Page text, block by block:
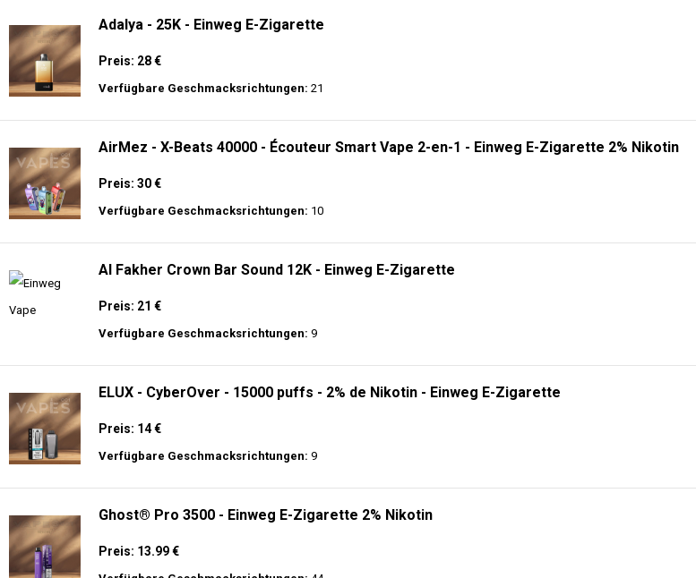
Adalya - 25K - Einweg E-Zigarette
Preis: 28 €
Verfügbare Geschmacksrichtungen: 21
AirMez - X-Beats 40000 - Écouteur Smart Vape 2-en-1 - Einweg E-Zigarette 2% Nikotin
Preis: 30 €
Verfügbare Geschmacksrichtungen: 10
Al Fakher Crown Bar Sound 12K - Einweg E-Zigarette
Preis: 21 €
Verfügbare Geschmacksrichtungen: 9
ELUX - CyberOver - 15000 puffs - 2% de Nikotin - Einweg E-Zigarette
Preis: 14 €
Verfügbare Geschmacksrichtungen: 9
Ghost® Pro 3500 - Einweg E-Zigarette 2% Nikotin
Preis: 13.99 €